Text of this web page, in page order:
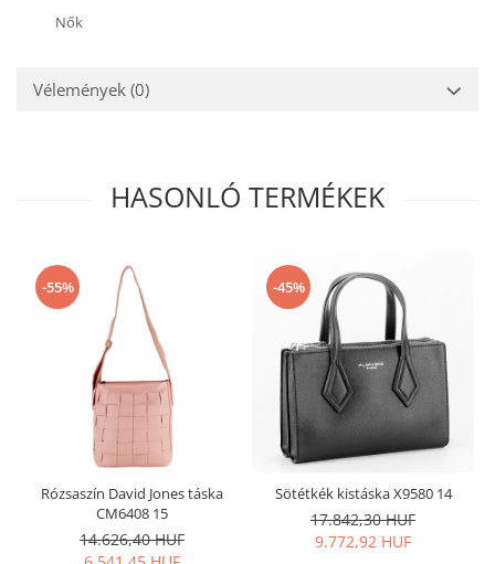
Nők
Vélemények (0)
HASONLÓ TERMÉKEK
-55%
Rózsaszín David Jones táska
CM6408 15
14.626,40 HUF
-45%
Sötétkék kistáska X9580 14
17.842,30 HUF
9.772,92 HUF